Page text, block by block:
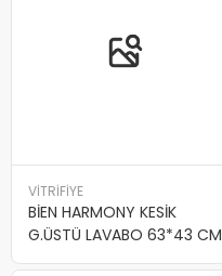
VİTRİFİYE
BİEN HARMONY KESİK
G.ÜSTÜ LAVABO 63*43 CM